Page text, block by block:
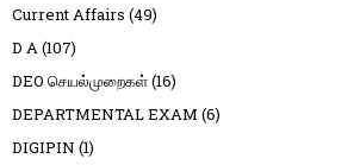
Current Affairs (49)
D A(107)
DEO செயல்முறைகள்(16)
DEPARTMENTAL EXAM (6)
DIGIPIN (1)